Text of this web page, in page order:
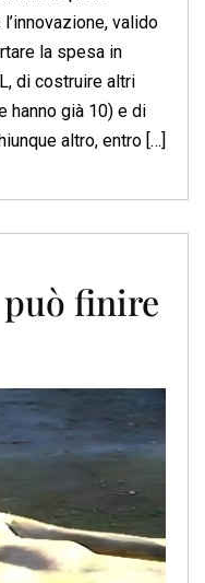
valido
la spesa in
di costruire altri
hanno già 10) e di
altro, entro […]
può finire